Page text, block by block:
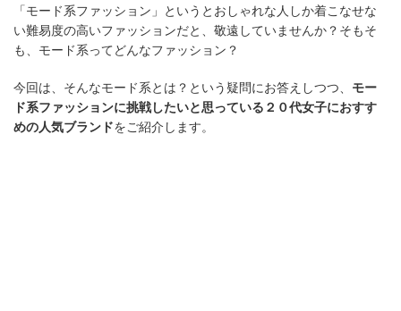
「モード系ファッション」というとおしゃれな人しか着こなせな
い難易度の高いファッションだと、敬遠していませんか？そもそ
も、モード系ってどんなファッション？
今回は、そんなモード系とは？という疑問にお答えしつつ、 モー
ド系ファッションに挑戦したいと思っている２０代女子におすす
めの人気ブランドをご紹介します。